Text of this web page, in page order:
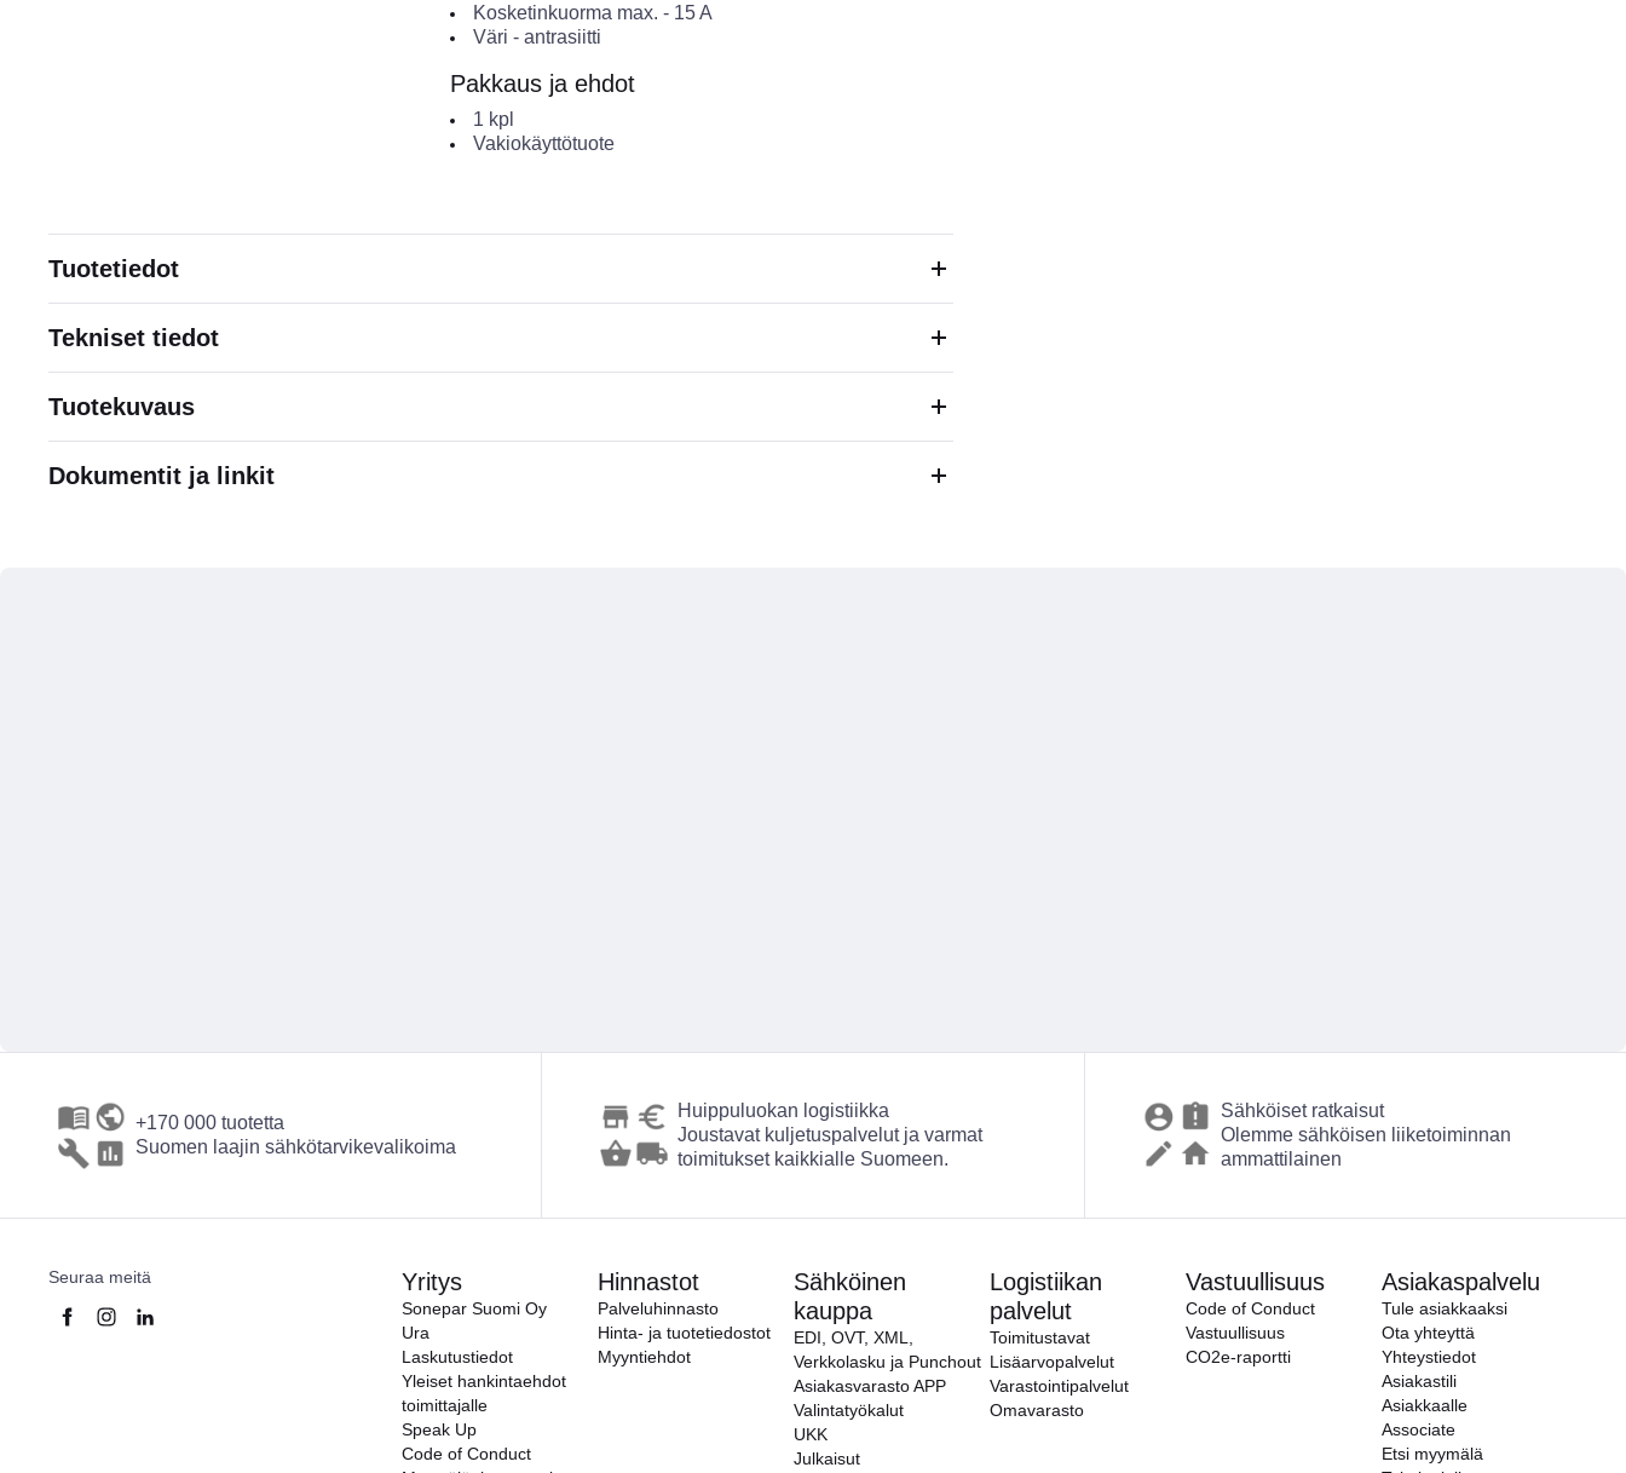
Kosketinkuorma max. - 15A
Väri - antrasiitti
Pakkaus ja ehdot
1 kpl
Vakiokäyttötuote
Tuotetiedot
Tekniset tiedot
Tuotekuvaus
Dokumentit ja linkit
+170 000 tuotetta
Suomen laajin sähkötarvikevalikoima
Huippuluokan logistiikka
Joustavat kuljetuspalvelut ja varmat
toimitukset kaikkialle Suomeen.
Sähköiset ratkaisut
Olemme sähköisen liiketoiminnan
ammattilainen
Seuraa meitä Yritys
Sonepar Suomi Oy
Ura
Laskutustiedot
Yleiset hankintaehdot
toimittajalle
Speak Up
Code of Conduct
Hinnastot
Palveluhinnasto
Hinta- ja tuotetiedostot
Myyntiehdot
Sähköinen
kauppa
EDI, OVT, XML,
Verkkolasku ja Punchout
Asiakasvarasto APP
Valintatyökalut
UKK
Julkaisut
Logistiikan
palvelut
Toimitustavat
Lisäarvopalvelut
Varastointipalvelut
Omavarasto
Vastuullisuus
Code of Conduct
Vastuullisuus
CO2e-raportti
Asiakaspalvelu
Tule asiakkaaksi
Ota yhteyttä
Yhteystiedot
Asiakastili
Asiakkaalle
Associate
Etsi myymälä